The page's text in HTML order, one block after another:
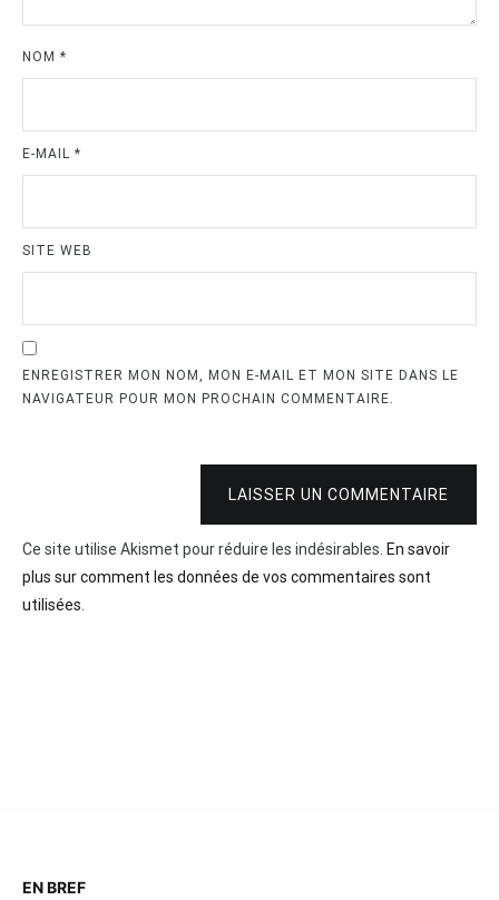
NOM *
E-MAIL *
SITE WEB
ENREGISTRER MON NOM, MON E-MAIL ET MON SITE DANS LE
NAVIGATEUR POUR MON PROCHAIN COMMENTAIRE.
LAISSER UN COMMENTAIRE
Ce site utilise Akismet pour réduire les indésirables. En savoir
plus sur comment les données de vos commentaires sont
utilisées
EN BREF